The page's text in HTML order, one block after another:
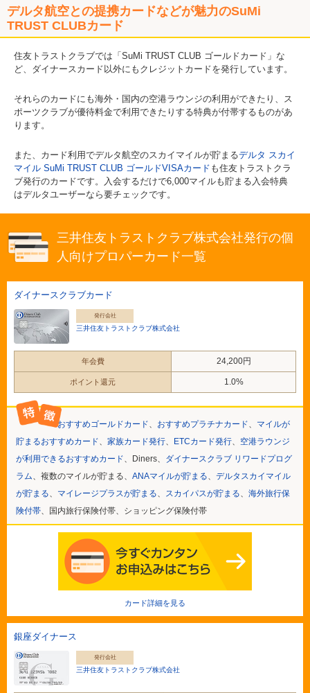
デルタ航空との提携カードなどが魅力のSuMi
TRUST CLUBカード
住友トラストクラブでは「SuMi TRUST CLUB ゴールドカード」な
ど、ダイナースカード以外にもクレジットカードを発行しています。
それらのカードにも海外・国内の空港ラウンジの利用ができたり、ス
ポーツクラブが優待料金で利用できたりする特典が付帯するものがあ
ります。
また、カード利用でデルタ航空のスカイマイルが貯まるデルタ スカイ
マイル SuMi TRUST CLUB ゴールドVISAカード も住友トラストクラ
ブ発行のカードです。入会するだけで6,000マイルも貯まる入会特典
はデルタユーザーなら要チェックです。
三井住友トラストクラブ株式会社発行の個
人向けプロパーカード一覧
ダイナースクラブカード
発行会社
三井住友トラストクラブ株式会社
年会費 24,200円
ポイント還元 1.0%
おすすめゴールドカード、 おすすめプラチナカード、 マイルが
貯まるおすすめカード、 家族カード発行、 ETCカード発行、 空港ラウンジ
が利用できるおすすめカード、Diners、 ダイナースクラブ リワードプログ
ラム、複数のマイルが貯まる、 ANAマイルが貯まる、 デルタスカイマイル
が貯まる、 マイレージプラスが貯まる、 スカイパスが貯まる、 海外旅行保
険付帯、国内旅行保険付帯、ショッピング保険付帯
カード詳細を見る
銀座ダイナース
発行会社
三井住友トラストクラブ株式会社